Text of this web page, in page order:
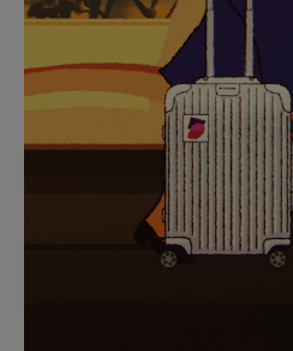
SUR
POUR
METTRE
PAUSE
VEUILLEZ
CLIQUER
POUR
LE
SON